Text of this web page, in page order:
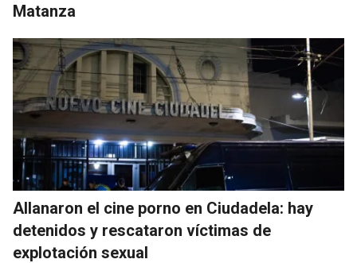
Matanza
Allanaron el cine porno en Ciudadela: hay
detenidos y rescataron víctimas de
explotación sexual